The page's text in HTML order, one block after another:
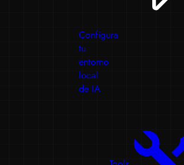
Configura
tu
entorno
local
de IA